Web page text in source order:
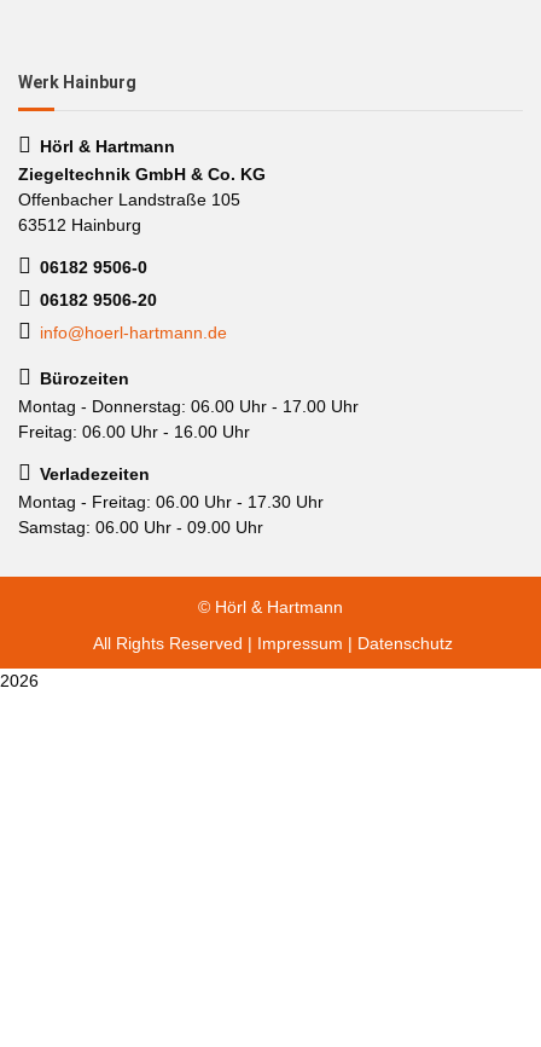
Werk Hainburg
Hörl & Hartmann
Ziegeltechnik GmbH & Co. KG
Offenbacher Landstraße 105
63512 Hainburg
06182 9506-0
06182 9506-20
info@hoerl-hartmann.de
Bürozeiten
Montag - Donnerstag: 06.00 Uhr - 17.00 Uhr
Freitag: 06.00 Uhr - 16.00 Uhr
Verladezeiten
Montag - Freitag: 06.00 Uhr - 17.30 Uhr
Samstag: 06.00 Uhr - 09.00 Uhr
© Hörl & Hartmann
All Rights Reserved | Impressum | Datenschutz
2026